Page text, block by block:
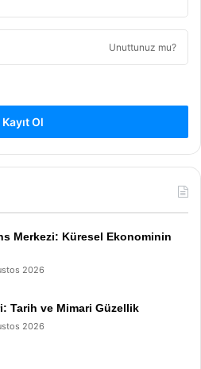
Unuttunuz mu?
Kayıt Ol
Merkezi: Küresel Ekonominin
2026
Tarih ve Mimari Güzellik
2026